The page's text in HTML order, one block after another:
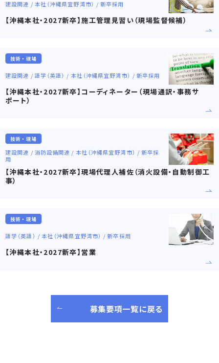
建設関連 / 本社（沖縄県宜野湾市） / 新卒採用
【沖縄本社・2027新卒】施工管理見習い（現場監督候補）
技術・現場
建設関連 / 語学（英語） / 本社（沖縄県宜野湾市） / 新卒採用
【沖縄本社・2027新卒】コーディネーター（現場通訳・事務サ
ポート）
技術・現場
建設関連 / 消防設備関連 / 本社（沖縄県宜野湾市） / 新卒採
用
【沖縄本社・2027新卒】現場代理人補佐（消火設備・自動制御工
事）
技術・現場
語学（英語） / 本社（沖縄県宜野湾市） / 新卒採用
【沖縄本社・2027新卒】営業
募集要項一覧に戻る